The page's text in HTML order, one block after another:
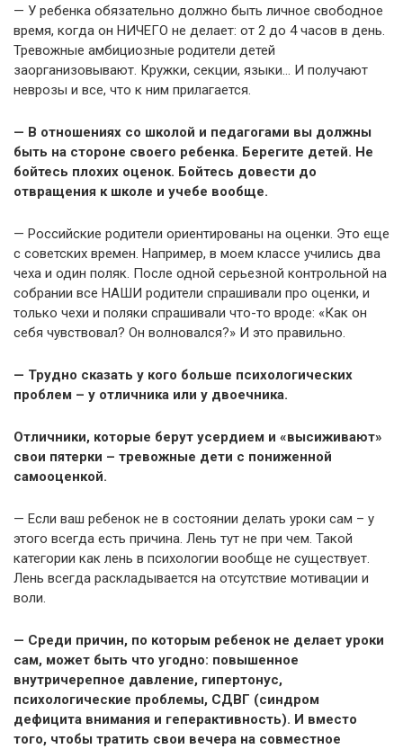
— У ребенка обязательно должно быть личное свободное
время, когда он НИЧЕГО не делает: от 2 до 4 часов в день.
Тревожные амбициозные родители детей
заорганизовывают. Кружки, секции, языки… И получают
неврозы и все, что к ним прилагается.
— В отношениях со школой и педагогами вы должны
быть на стороне своего ребенка. Берегите детей. Не
бойтесь плохих оценок. Бойтесь довести до
отвращения к школе и учебе вообще.
— Российские родители ориентированы на оценки. Это еще
с советских времен. Например, в моем классе учились два
чеха и один поляк. После одной серьезной контрольной на
собрании все НАШИ родители спрашивали про оценки, и
только чехи и поляки спрашивали что-то вроде: «Как он
себя чувствовал? Он волновался?» И это правильно.
— Трудно сказать у кого больше психологических
проблем – у отличника или у двоечника.
Отличники, которые берут усердием и «высиживают»
свои пятерки – тревожные дети с пониженной
самооценкой.
— Если ваш ребенок не в состоянии делать уроки сам – у
этого всегда есть причина. Лень тут не при чем. Такой
категории как лень в психологии вообще не существует.
Лень всегда раскладывается на отсутствие мотивации и
воли.
— Среди причин, по которым ребенок не делает уроки
сам, может быть что угодно: повышенное
внутричерепное давление, гипертонус,
психологические проблемы, СДВГ (синдром
дефицита внимания и геперактивность). И вместо
того, чтобы тратить свои вечера на совместное